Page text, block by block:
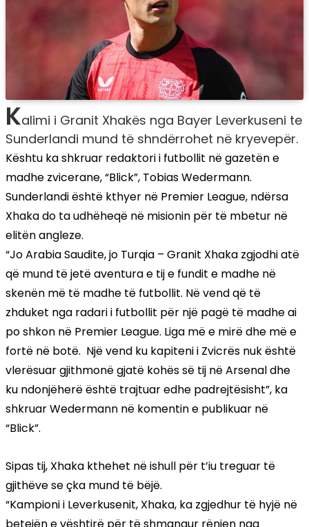
Kalimi i Granit Xhakës nga Bayer Leverkuseni te
Sunderlandi mund të shndërrohet në kryevepër.
Kështu ka shkruar redaktori i futbollit në gazetën e
madhe zvicerane, “Blick”, Tobias Wedermann.
Sunderlandi është kthyer në Premier League, ndërsa
Xhaka do ta udhëheqë në misionin për të mbetur në
elitën angleze.
“Jo Arabia Saudite, jo Turqia – Granit Xhaka zgjodhi atë
që mund të jetë aventura e tij e fundit e madhe në
skenën më të madhe të futbollit. Në vend që të
zhduket nga radari i futbollit për një pagë të madhe ai
po shkon në Premier League. Liga më e mirë dhe më e
fortë në botë. Një vend ku kapiteni i Zvicrës nuk është
vlerësuar gjithmonë gjatë kohës së tij në Arsenal dhe
ku ndonjëherë është trajtuar edhe padrejtësisht”, ka
shkruar Wedermann në komentin e publikuar në
“Blick”.
Sipas tij, Xhaka kthehet në ishull për t’iu treguar të
gjithëve se çka mund të bëjë.
“Kampioni i Leverkusenit, Xhaka, ka zgjedhur të hyjë në